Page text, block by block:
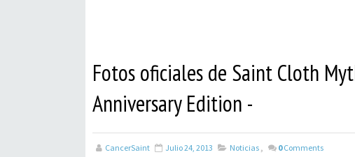
Fotos oficiales de Saint Cloth
Anniversary Edition -
CancerSaint Julio 24, 2013 Noticias , 0 Comments